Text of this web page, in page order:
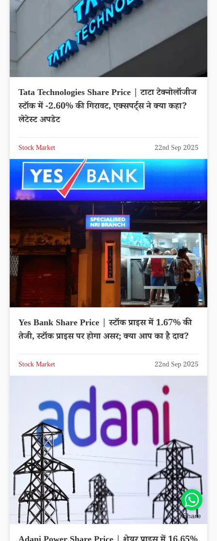
Tata Technologies Share Price | टाटा टेक्नोलॉजीज
स्टॉक में -2.60% की गिरावट, एक्सपर्ट्स ने क्या कहा?
लेटेस्ट अपडेट
Stock Market 22nd Sep 2025
Yes Bank Share Price | स्टॉक प्राइस में 1.67% की
तेजी, स्टॉक प्राइस पर होगा असर; क्या आप का है दाव?
Stock Market 22nd Sep 2025
Share